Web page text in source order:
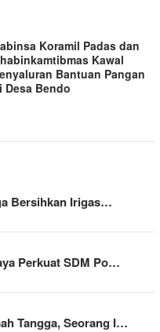
Koramil Padas dan
Kawal
Bantuan Pangan
Desa Bendo
Bersihkan Irigas…
Perkuat SDM Po…
Tangga, Seorang I…